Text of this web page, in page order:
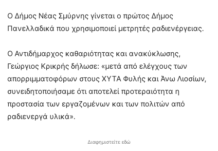
O Δήμος Νέας Σμύρνης γίνεται ο πρώτος Δήμος
Πανελλαδικά που χρησιμοποιεί μετρητές ραδιενέργειας.
Ο Αντιδήμαρχος καθαριότητας και ανακύκλωσης,
Γεώργιος Κρικρής δήλωσε: «μετά από ελέγχους των
απορριμματοφόρων στους ΧΥΤΑ Φυλής και Άνω Λιοσίων,
συνειδητοποιήσαμε ότι αποτελεί προτεραιότητα η
προστασία των εργαζομένων και των πολιτών από
ραδιενεργά υλικά».
Διαφημιστείτε εδώ